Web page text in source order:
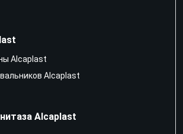
Alcaplast
Alcaplast
Alcaplast